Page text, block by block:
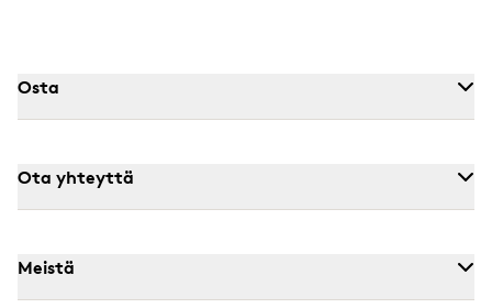
Osta
Ota yhteyttä
Meistä